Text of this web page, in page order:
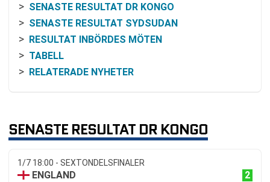
SENASTE RESULTAT DR KONGO
SENASTE RESULTAT SYDSUDAN
RESULTAT INBÖRDES MÖTEN
TABELL
RELATERADE NYHETER
SENASTE RESULTAT DR KONGO
1/7 18:00 - SEXTONDELSFINALER
ENGLAND
2